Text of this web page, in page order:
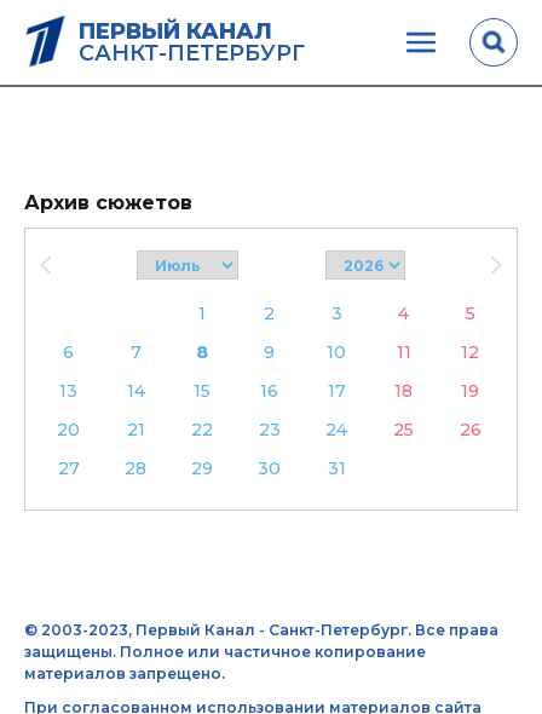
ПЕРВЫЙ КАНАЛ
САНКТ-ПЕТЕРБУРГ
Архив сюжетов
1 2 3 4
5
6
7 8 9 10 11
12
13
14 15 16 17 18
19
20
21 22 23 24 25
26
27
28 29 30 31
© 2003-2023, Первый Канал - Санкт-Петербург. Все права
защищены. Полное или частичное копирование
материалов запрещено.
При согласованном использовании материалов сайта